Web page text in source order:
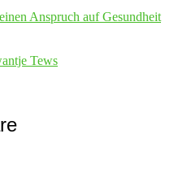
Anspruch auf Gesundheit
Tews